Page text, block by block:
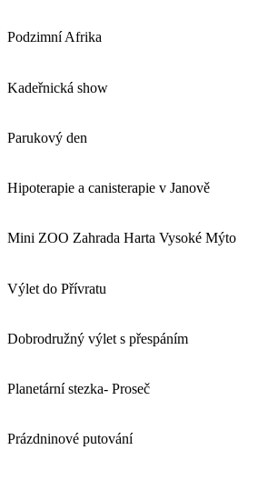
Podzimní Afrika
Kadeřnická show
Parukový den
Hipoterapie a canisterapie v Janově
Mini ZOO Zahrada Harta Vysoké Mýto
Výlet do Přívratu
Dobrodružný výlet s přespáním
Planetární stezka- Proseč
Prázdninové putování